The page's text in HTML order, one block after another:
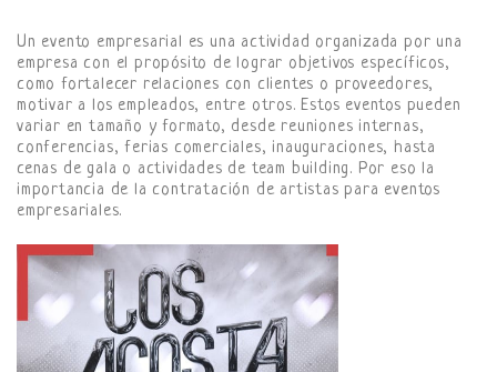
Un evento empresarial es una actividad organizada por una
empresa con el propósito de lograr objetivos específicos,
como fortalecer relaciones con clientes o proveedores,
motivar a los empleados, entre otros. Estos eventos pueden
variar en tamaño y formato, desde reuniones internas,
conferencias, ferias comerciales, inauguraciones, hasta
cenas de gala o actividades de team building. Por eso la
importancia de la contratación de artistas para eventos
empresariales.